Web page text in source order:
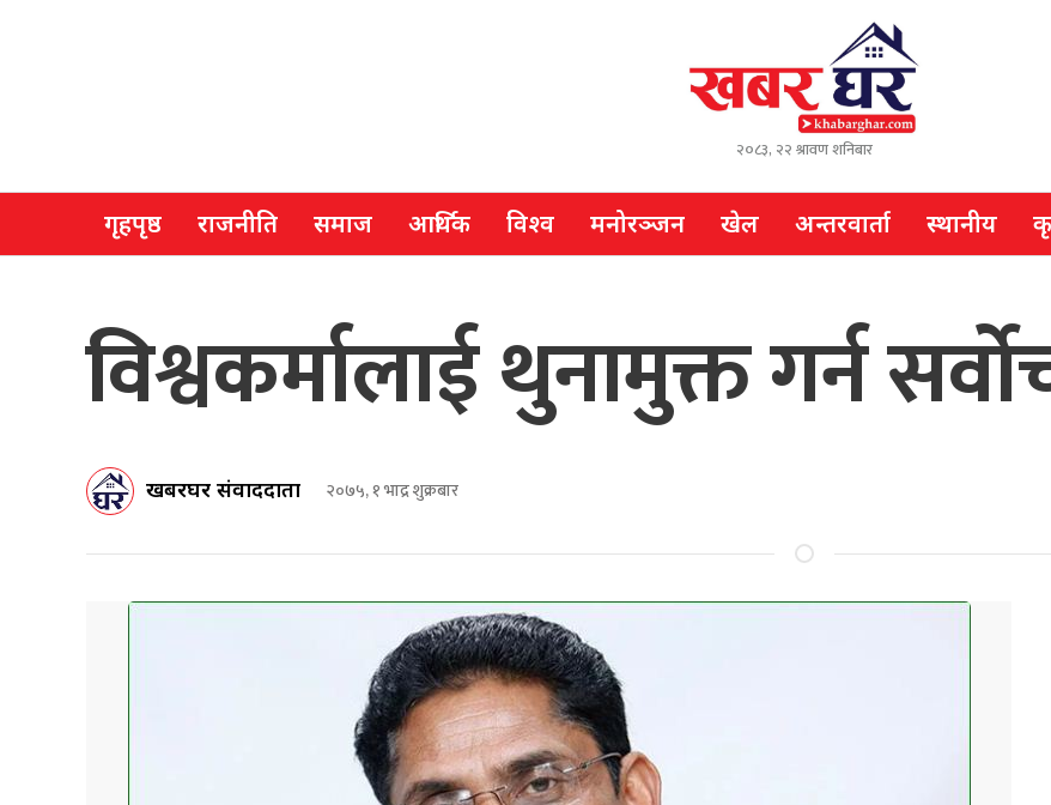
२०८३, २२ श्रावण शनिबार
गृहपृष्ठ राजनीति समाज आर्थिक विश्व मनोरञ्जन खेल अन्तरवार्ता स्थानीय
विश्वकर्मालाई थुनामुक्त गर्न
खबरघर संवाददाता २०७५, १ भाद्र शुक्रबार